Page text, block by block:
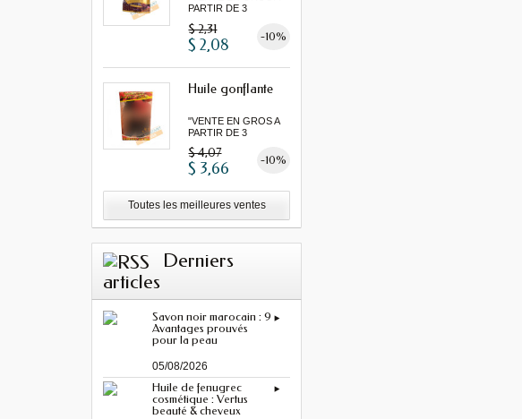
PARTIR DE 3
$ 2,31 -10%
$ 2,08
Huile gonflante
"VENTE EN GROS A
PARTIR DE 3
$ 4,07 -10%
$ 3,66
Toutes les meilleures ventes
Derniers
articles
Savon noir marocain : 9
Avantages prouvés
pour la peau
05/08/2026
Huile de fenugrec
cosmétique : Vertus
beauté & cheveux